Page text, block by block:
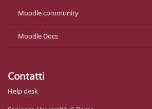
Moodle community
Moodle Docs
Contatti
Help desk